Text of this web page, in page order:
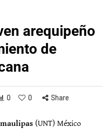
arequipeño
de
0 0 Share
(UNT) México